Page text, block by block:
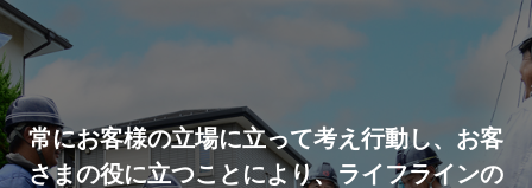
常にお客様の立場に立って考え行動し、お客
さまの役に立つことにより、ライフラインの